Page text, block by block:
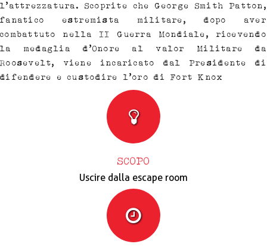
l’attrezzatura. Scoprite che George Smith Patton,
fanatico estremista militare, dopo aver
combattuto nella II Guerra Mondiale, ricevendo
la medaglia d’Onore al valor Militare da
Roosevelt, viene incaricato dal Presidente di
difendere e custodire l’oro di Fort Knox
SCOPO
Uscire dalla escape room